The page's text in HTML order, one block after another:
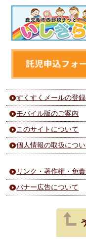
すくすくメールの登
モバイル版のご案内
このサイトについて
個人情報の取扱につ
リンク・著作権・免
バナー広告について